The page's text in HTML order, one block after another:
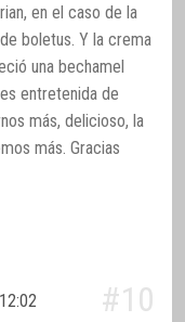
en el caso de la
boletus. Y la crema
una bechamel
entretenida de
más, delicioso, la
más. Gracias
#10